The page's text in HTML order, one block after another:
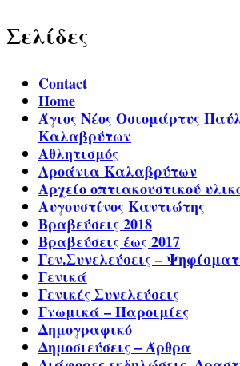
Σελίδες
Contact
Home
Άγιος Νέος Οσιομάρτυς
Καλαβρύτων
Αθλητισμός
Αροάνια Καλαβρύτων
Αρχείο οπτιακουστικού
Αυγουστίνος Καντιώτης
Βραβεύσεις 2018
Βραβεύσεις έως 2017
Γεν.Συνελεύσεις –
Γενικά
Γενικές Συνελεύσεις
Γνωμικά – Παροιμίες
Δημογραφικό
Δημοσιεύσεις – Άρθρα